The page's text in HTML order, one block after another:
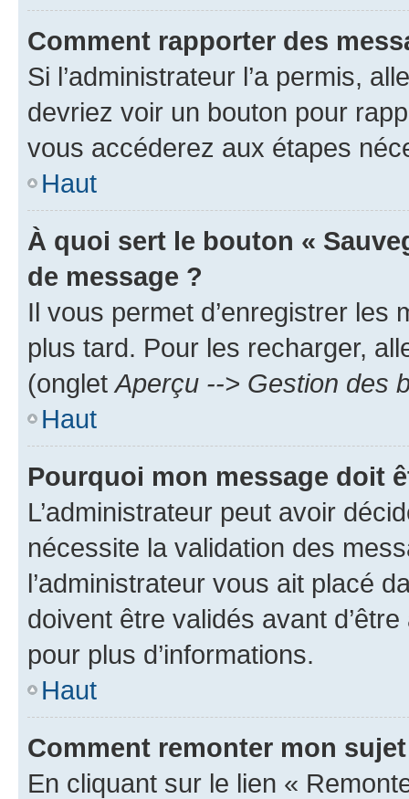
Comment rapporter des
Si l’administrateur l’a permis,
devriez voir un bouton pour
vous accéderez aux étapes
Haut
À quoi sert le bouton «
de message ?
Il vous permet d’enregistrer
plus tard. Pour les recharger,
(onglet Aperçu --> Gestion des
Haut
Pourquoi mon message doit
L’administrateur peut avoir
nécessite la validation des
l’administrateur vous ait placé
doivent être validés avant
pour plus d’informations.
Haut
Comment remonter mon
En cliquant sur le lien «